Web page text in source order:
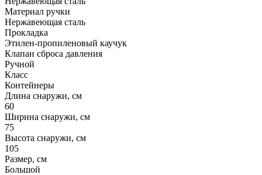
Материал ручки
Нержавеющая сталь
Прокладка
Этилен-пропиленовый каучук
Клапан сброса давления
Ручной
Класс
Контейнеры
Длина снаружи, см
60
Ширина снаружи, см
75
Высота снаружи, см
105
Размер, см
Большой